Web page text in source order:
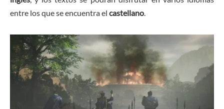
entre los que se encuentra el castellano.